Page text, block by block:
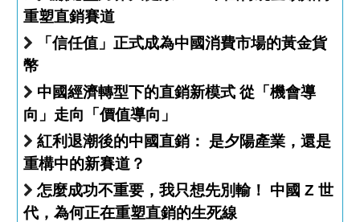
重塑直銷賽道
「信任值」正式成為中國消費市場的黃金貨
幣
中國經濟轉型下的直銷新模式 從「機會導
向」走向「價值導向」
紅利退潮後的中國直銷： 是夕陽產業，還是
重構中的新賽道？
怎麼成功不重要，我只想先別輸！ 中國 Z 世
代，為何正在重塑直銷的生死線